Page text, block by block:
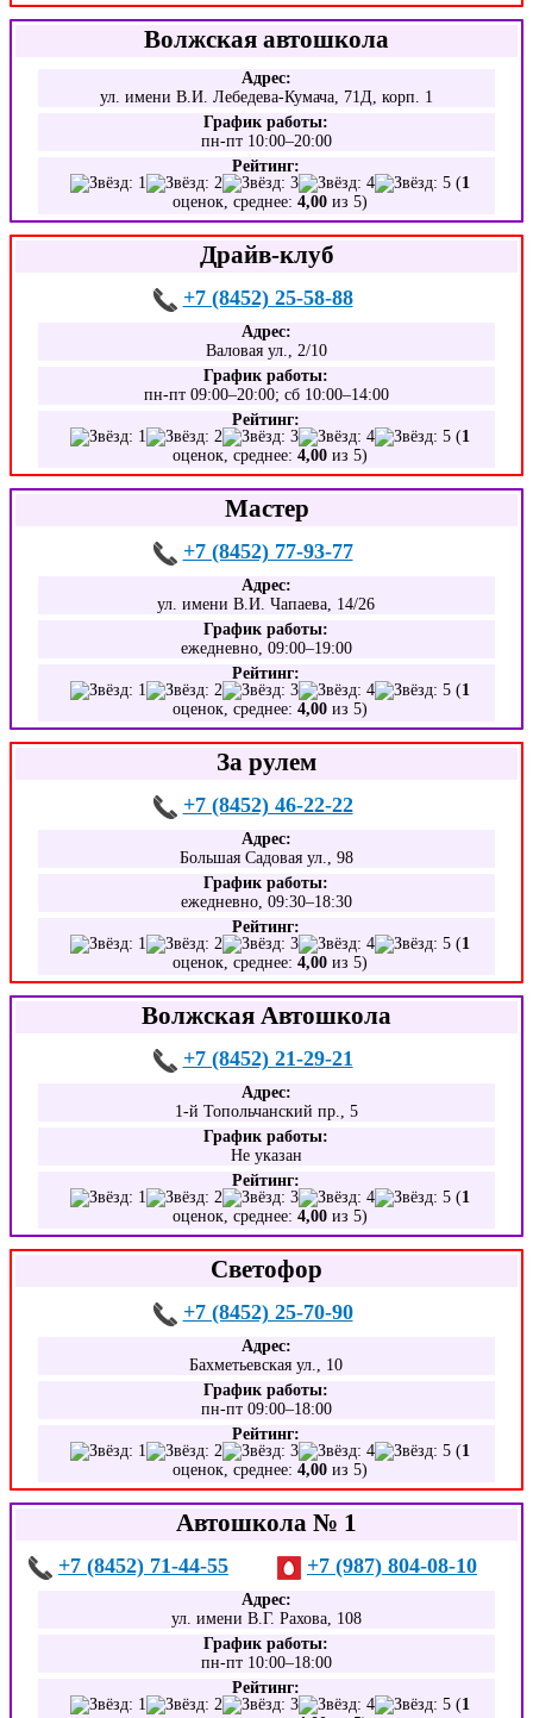
Волжская автошкола
Адрес:
ул. имени В.И. Лебедева-Кумача, 71Д, корп. 1
График работы:
пн-пт 10:00–20:00
Рейтинг:
(1
оценок, среднее:4,00 из 5)
Драйв-клуб
+7 (8452) 25-58-88
Адрес:
Валовая ул., 2/10
График работы:
пн-пт 09:00–20:00; сб 10:00–14:00
Рейтинг:
(1
оценок, среднее:4,00 из 5)
Мастер
+7 (8452) 77-93-77
Адрес:
ул. имени В.И. Чапаева, 14/26
График работы:
ежедневно, 09:00–19:00
Рейтинг:
(1
оценок, среднее:4,00 из 5)
За рулем
+7 (8452) 46-22-22
Адрес:
Большая Садовая ул., 98
График работы:
ежедневно, 09:30–18:30
Рейтинг:
(1
оценок, среднее:4,00 из 5)
Волжская Автошкола
+7 (8452) 21-29-21
Адрес:
1-й Топольчанский пр., 5
График работы:
Не указан
Рейтинг:
(1
оценок, среднее:4,00 из 5)
Светофор
+7 (8452) 25-70-90
Адрес:
Бахметьевская ул., 10
График работы:
пн-пт 09:00–18:00
Рейтинг:
(1
оценок, среднее:4,00 из 5)
Автошкола № 1
+7 (8452) 71-44-55 +7 (987) 804-08-10
Адрес:
ул. имени В.Г. Рахова, 108
График работы:
пн-пт 10:00–18:00
Рейтинг:
(1